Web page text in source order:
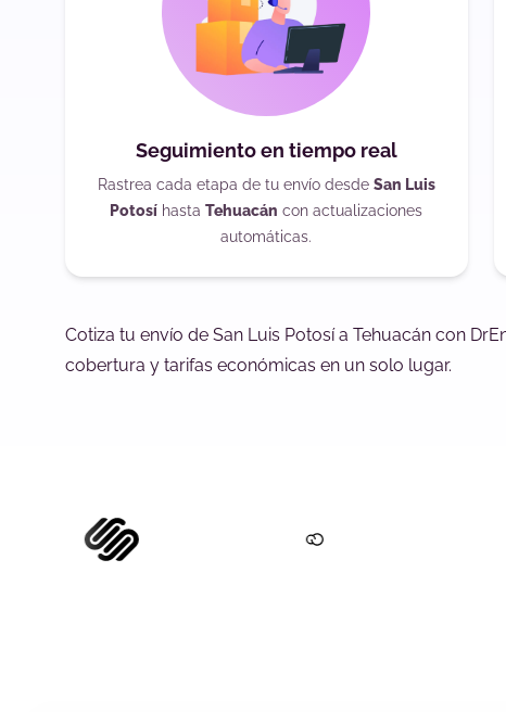
Seguimiento en tiempo real
Rastrea cada etapa de tu envío desde San Luis
Potosí hastaTehuacán con actualizaciones
automáticas.
Cotiza tu envío de San Luis Potosí a Tehuacán con
cobertura y tarifas económicas en un solo lugar.